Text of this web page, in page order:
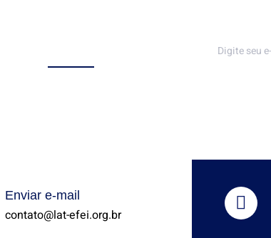
Enviar e-mail
contato@lat-efei.org.br